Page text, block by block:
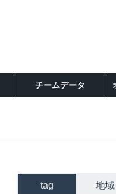
チームデータ
tag 地域